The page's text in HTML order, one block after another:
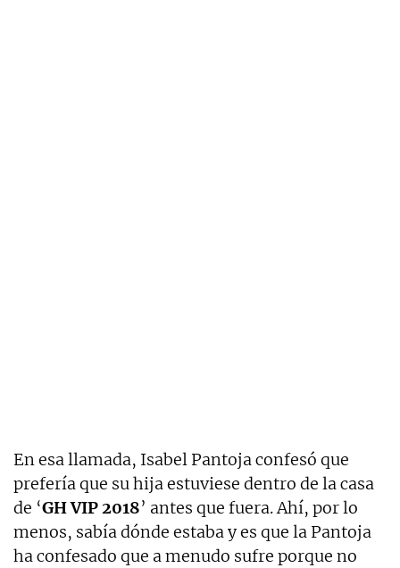
En esa llamada, Isabel Pantoja confesó que
prefería que su hija estuviese dentro de la casa
de ‘GH VIP 2018’ antes que fuera. Ahí, por lo
menos, sabía dónde estaba y es que la Pantoja
ha confesado que a menudo sufre porque no